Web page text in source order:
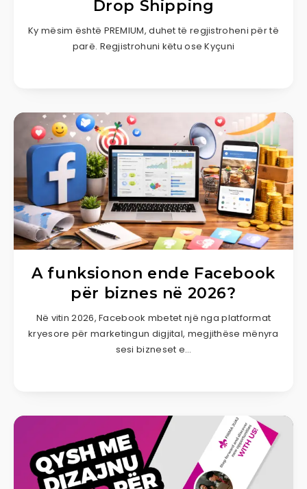
Drop Shipping
Ky mësim është PREMIUM, duhet të regjistroheni për të
parë. Regjistrohuni këtu ose Kyçuni
A funksionon ende Facebook
për biznes në 2026?
Në vitin 2026, Facebook mbetet një nga platformat
kryesore për marketingun digjital, megjithëse mënyra
sesi bizneset e…